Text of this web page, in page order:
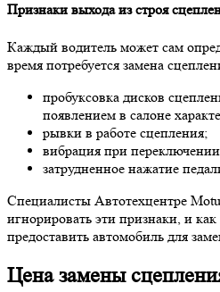
Признаки выхода из строя
Каждый водитель может сам
время потребуется замена
пробуксовка дисков
появлением в салоне
рывки в работе сцепления;
вибрация при переключении
затрудненное нажатие
Специалисты Автотехцентре
игнорировать эти признаки, и
предоставить автомобиль для
Цена замены